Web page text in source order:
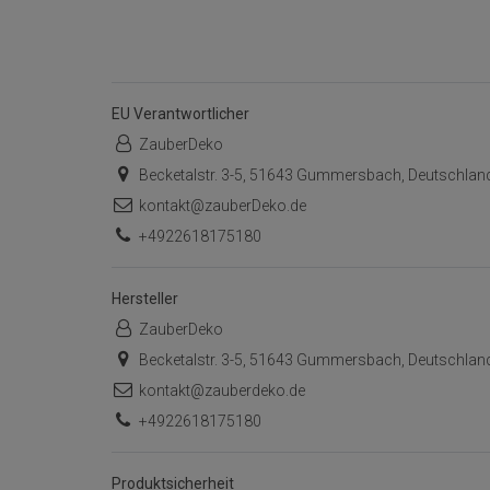
EU Verantwortlicher
ZauberDeko
Becketalstr. 3-5, 51643 Gummersbach,
kontakt@zauberDeko.de
+4922618175180
Hersteller
ZauberDeko
Becketalstr. 3-5, 51643 Gummersbach,
kontakt@zauberdeko.de
+4922618175180
Produktsicherheit